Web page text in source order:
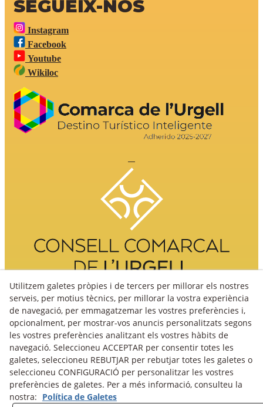
SEGUEIX-NOS
Instagram
Facebook
Youtube
Wikiloc
Avís Legal Política Cookies
Utilitzem galetes pròpies i de tercers per millorar els nostres
serveis, per motius tècnics, per millorar la vostra experiència
de navegació, per emmagatzemar les vostres preferències i,
opcionalment, per mostrar-vos anuncis personalitzats segons
les vostres preferències analitzant els vostres hàbits de
navegació. Seleccioneu ACCEPTAR per consentir totes les
galetes, seleccioneu REBUTJAR per rebutjar totes les galetes o
seleccioneu CONFIGURACIÓ per personalitzar les vostres
preferències de galetes. Per a més informació, consulteu la
nostra: Política de Galetes